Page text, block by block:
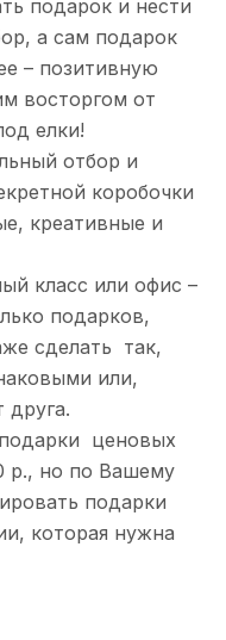
подарок и нести
а сам подарок
– позитивную
восторгом от
елки!
отбор и
коробочки
креативные и
класс или офис –
подарков,
сделать так,
или,
друга.
ценовых
р., но по Вашему
подарки
которая нужна